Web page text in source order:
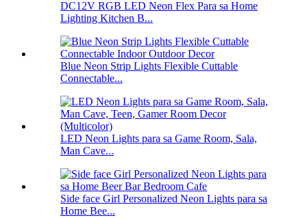
DC12V RGB LED Neon Flex Para sa Home
Lighting Kitchen B...
Blue Neon Strip Lights Flexible Cuttable
Connectable...
LED Neon Lights para sa Game Room, Sala,
Man Cave...
Side face Girl Personalized Neon Lights para sa
Home Bee...